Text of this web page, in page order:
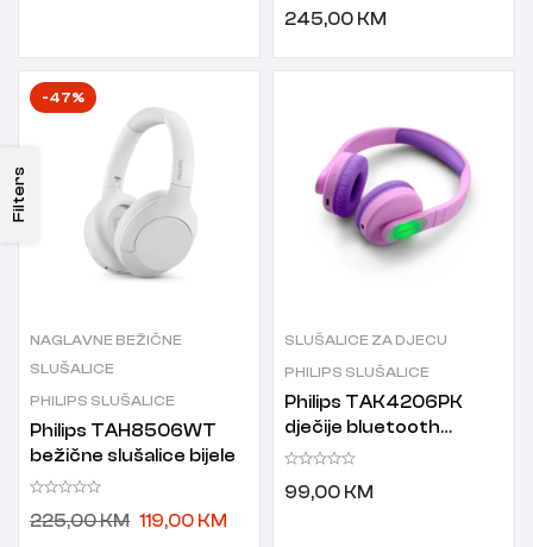
Filters
245,00 KM
-47%
NAGLAVNE BEŽIČNE
SLUŠALICE
PHILIPS SLUŠALICE
Philips TAH8506WT
bežične slušalice bijele
225,00KM 119,00 KM
SLUŠALICE ZA DJECU
PHILIPS SLUŠALICE
Philips TAK4206PK
dječije bluetooth
bežične slušalice roze
99,00 KM